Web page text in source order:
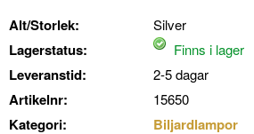
Alt/Storlek: Silver
Lagerstatus: Finns i lager
Leveranstid: 2-5 dagar
Artikelnr: 15650
Kategori:
Biljardlampor